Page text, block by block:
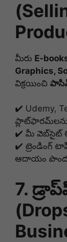
మీరు E-
Graphics,
విక్రయించి
✔️ Udemy,
✔️ మీ వెబ్‌సైట్
✔️ ట్రెండింగ్
ఆదాయం
7.